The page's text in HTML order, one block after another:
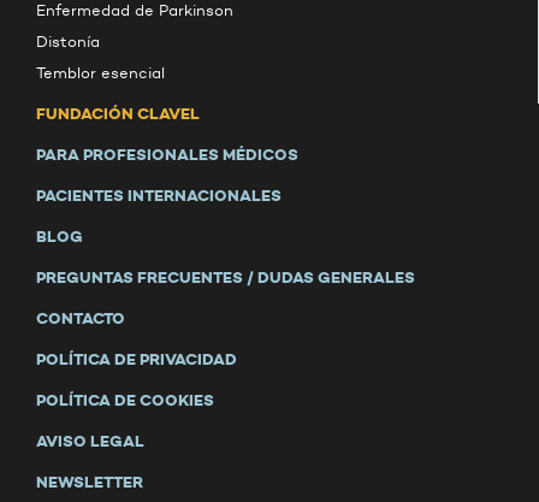
Enfermedad de Parkinson
Distonía
Temblor esencial
FUNDACIÓN CLAVEL
PARA PROFESIONALES MÉDICOS
PACIENTES INTERNACIONALES
BLOG
PREGUNTAS FRECUENTES / DUDAS GENERALES
CONTACTO
POLÍTICA DE PRIVACIDAD
POLÍTICA DE COOKIES
AVISO LEGAL
NEWSLETTER